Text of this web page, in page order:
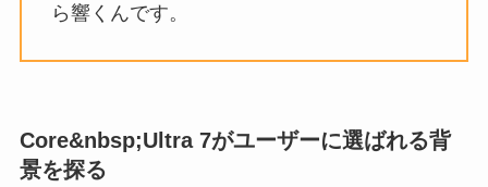
ら響くんです。
Core&nbsp;Ultra 7がユーザーに選ばれる背
景を探る